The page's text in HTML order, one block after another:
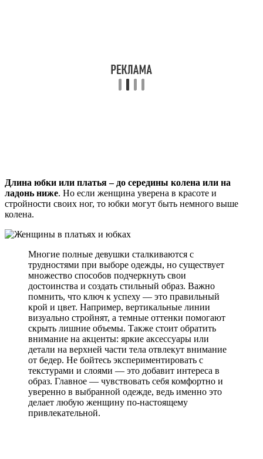
Длина юбки или платья – до середины колена или на
ладонь ниже. Но если женщина уверена в красоте и
стройности своих ног, то юбки могут быть немного выше
колена.
Многие полные девушки сталкиваются с
трудностями при выборе одежды, но существует
множество способов подчеркнуть свои
достоинства и создать стильный образ. Важно
помнить, что ключ к успеху — это правильный
крой и цвет. Например, вертикальные линии
визуально стройнят, а темные оттенки помогают
скрыть лишние объемы. Также стоит обратить
внимание на акценты: яркие аксессуары или
детали на верхней части тела отвлекут внимание
от бедер. Не бойтесь экспериментировать с
текстурами и слоями — это добавит интереса в
образ. Главное — чувствовать себя комфортно и
уверенно в выбранной одежде, ведь именно это
делает любую женщину по-настоящему
привлекательной.